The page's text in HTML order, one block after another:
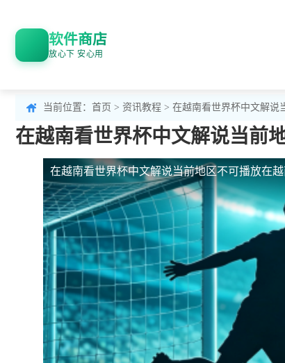
软件商店
放心下 安心用
当前位置： 首页 > 资讯教程 > 在越南看世界杯中文解说
在越南看世界杯中文解说当前
在越南看世界杯中文解说当前地区不可播放在